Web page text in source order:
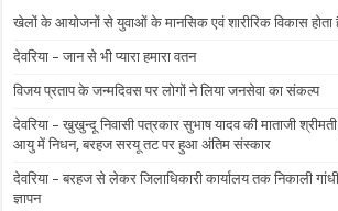
खेलों के आयोजनों से युवाओं के मानसिक एवं शारीरिक विकास होता
देवरिया – जान से भी प्यारा हमारा वतन
विजय प्रताप के जन्मदिवस पर लोगों ने लिया जनसेवा का संकल्प
देवरिया – खुखुन्दू निवासी पत्रकार सुभाष यादव की माताजी
आयु में निधन, बरहज सरयू तट पर हुआ अंतिम संस्कार
देवरिया – बरहज से लेकर जिलाधिकारी कार्यालय तक निकाली
ज्ञापन